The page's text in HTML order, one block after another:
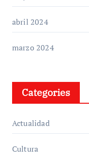
abril 2024
marzo 2024
Categories
Actualidad
Cultura